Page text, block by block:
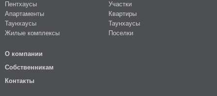
Пентхаусы
Апартаменты
Таунхаусы
Жилые комплексы
Участки
Квартиры
Таунхаусы
Поселки
О компании
Собственникам
Контакты